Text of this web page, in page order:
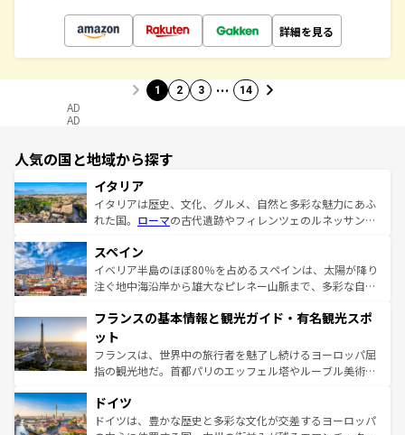
詳細を見る
1 2 3 … 14
AD
AD
人気の国と地域から探す
イタリア
イタリアは歴史、文化、グルメ、自然と多彩な魅力にあふ
れた国。 ローマの古代遺跡やフィレンツェのルネッサンス
ろん、トスカーナの美しい田園風景やアマルフィ海岸の絶
景など、自然景観も見逃せない。観光の合間には、本場の
ピザやパスタなど、絶品のイタリア料理を堪能することも
ませてくれるイタリアで、忘れられない旅をしてみよう！
なお、新着のイタリア情報は
しい。
スペイン
イベリア半島のほぼ80％を占めるスペインは、太陽が降り
注ぐ地中海沿岸から雄大なピレネー山脈まで、多彩な自然
文化が根付くこの国では、情熱的なフラメンコ、熱気あふ
れる闘牛、そして美味しいタパスが生活の一部となってい
る。首都マドリードの洗練された雰囲気や、バルセロナの
アートに溢れた街角から、地方では古代ローマ遺跡や中世
せる。地方によって風土や気候が異なるスペインはその個
性で訪れる人を魅了する。 なお、新着のスペイン情報は コ
ンテンツ一覧を参照してほしい。
フランスの基本情報と観光ガイド・有名観光スポ
ット
フランスは、世界中の旅行者を魅了し続けるヨーロッパ屈
指の観光地だ。首都パリのエッフェル塔やルーブル美術館
で、幅広い魅力が詰まっている。華麗な宮殿、歴史的な大
聖堂、美しいビーチ、そして豊かな自然が、訪れる者を心
ドイツ
ドイツは、豊かな歴史と多彩な文化が交差するヨーロッパ